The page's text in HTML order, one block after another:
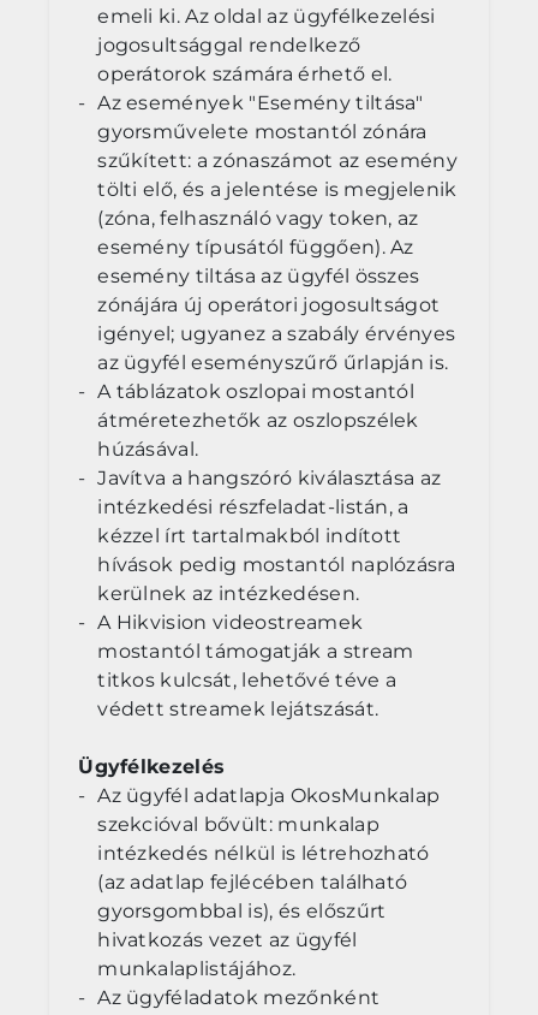
emeli ki. Az oldal az ügyfélkezelési
jogosultsággal rendelkező
operátorok számára érhető el.
Az események "Esemény tiltása"
gyorsművelete mostantól zónára
szűkített: a zónaszámot az esemény
tölti elő, és a jelentése is megjelenik
(zóna, felhasználó vagy token, az
esemény típusától függően). Az
esemény tiltása az ügyfél összes
zónájára új operátori jogosultságot
igényel; ugyanez a szabály érvényes
az ügyfél eseményszűrő űrlapján is.
A táblázatok oszlopai mostantól
átméretezhetők az oszlopszélek
húzásával.
Javítva a hangszóró kiválasztása az
intézkedési részfeladat-listán, a
kézzel írt tartalmakból indított
hívások pedig mostantól naplózásra
kerülnek az intézkedésen.
A Hikvision videostreamek
mostantól támogatják a stream
titkos kulcsát, lehetővé téve a
védett streamek lejátszását.
Ügyfélkezelés
Az ügyfél adatlapja OkosMunkalap
szekcióval bővült: munkalap
intézkedés nélkül is létrehozható
(az adatlap fejlécében található
gyorsgombbal is), és előszűrt
hivatkozás vezet az ügyfél
munkalaplistájához.
Az ügyféladatok mezőnként